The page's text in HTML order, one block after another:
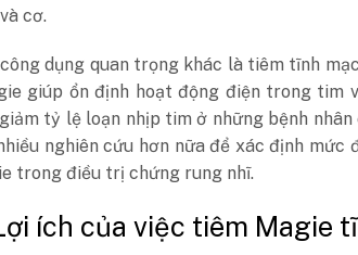
cơ.
dụng quan trọng khác là tiêm tĩnh
giúp ổn định hoạt động điện trong tim
tỷ lệ loạn nhịp tim ở những bệnh
nghiên cứu hơn nữa để xác định mức
trong điều trị chứng rung nhĩ.
ích của việc tiêm Magie